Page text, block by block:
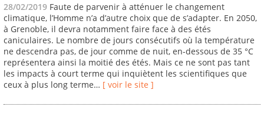
28/02/2019 Faute de parvenir à atténuer le changement
climatique, l’Homme n’a d’autre choix que de s’adapter. En 2050,
à Grenoble, il devra notamment faire face à des étés
caniculaires. Le nombre de jours consécutifs où la température
ne descendra pas, de jour comme de nuit, en-dessous de 35 °C
représentera ainsi la moitié des étés. Mais ce ne sont pas tant
les impacts à court terme qui inquiètent les scientifiques que
ceux à plus long terme… [ voir le site ]